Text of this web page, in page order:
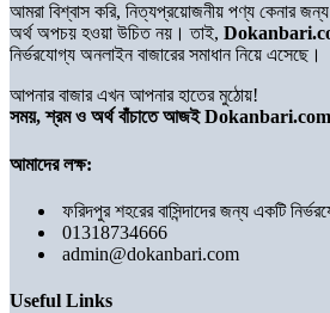
আমরা বিশ্বাস করি, নিত্যপ্রয়োজনীয় পণ্য কেনার
অর্থ অপচয় হওয়া উচিত নয়। তাই,
নির্ভরযোগ্য অনলাইন বাজারের সমাধান নিয়ে এসেছে।
আপনার বাজার এখন আপনার হাতের মুঠোয়!
সময়, শ্রম ও অর্থ বাঁচাতে আজই
আমাদের লক্ষ:
ফরিদপুর শহরের বাসিন্দাদের জন্য একটি
01318734666
admin@dokanbari.com
Useful Links